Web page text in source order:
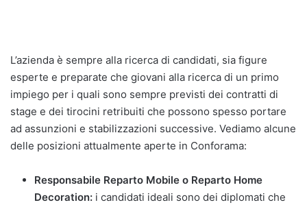
L’azienda è sempre alla ricerca di candidati, sia figure
esperte e preparate che giovani alla ricerca di un primo
impiego per i quali sono sempre previsti dei contratti di
stage e dei tirocini retribuiti che possono spesso portare
ad assunzioni e stabilizzazioni successive. Vediamo alcune
delle posizioni attualmente aperte in Conforama:
Responsabile Reparto Mobile o Reparto Home
Decoration: i candidati ideali sono dei diplomati che